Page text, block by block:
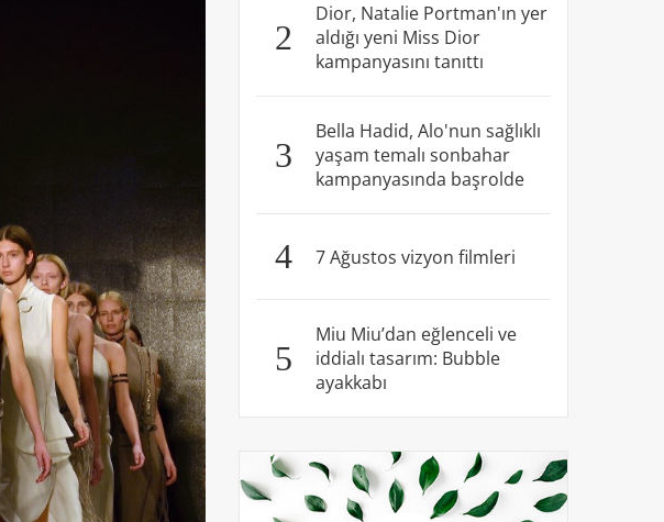
2
Dior, Natalie Portman'ın yer
aldığı yeni Miss Dior
kampanyasını tanıttı
3
Bella Hadid, Alo'nun sağlıklı
yaşam temalı sonbahar
kampanyasında başrolde
4 7 Ağustos vizyon filmleri
5
Miu Miu’dan eğlenceli ve
iddialı tasarım: Bubble
ayakkabı